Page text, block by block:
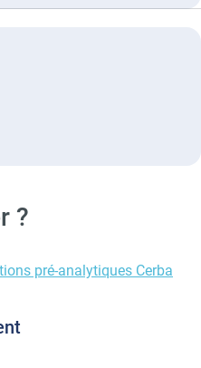
?
pré-analytiques Cerba